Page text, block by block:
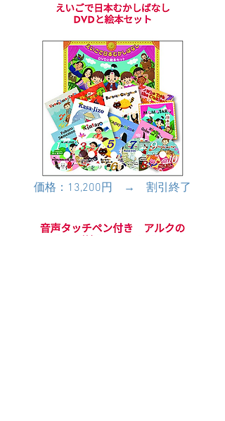
価格：13,200円 → 割引終了